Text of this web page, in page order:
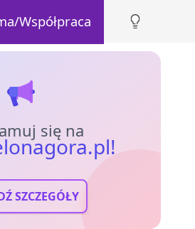
Współpraca
się na
SZCZEGÓŁY